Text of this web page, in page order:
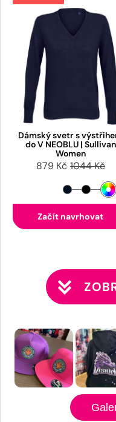
Dámský svetr s
do V NEOBLU | Sullivan
Women
879 Kč 1044 Kč
Začít navrhovat